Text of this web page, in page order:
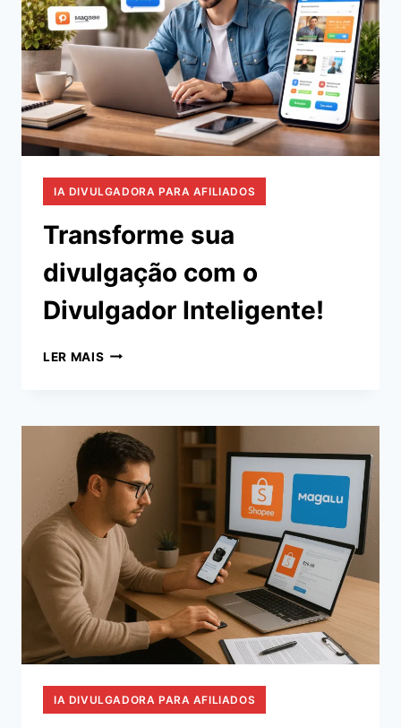
IA DIVULGADORA PARA AFILIADOS
Transforme sua
divulgação com o
Divulgador Inteligente!
LER MAIS TRANSFORME
O
DIVULGADOR
INTELIGENTE!
IA DIVULGADORA PARA AFILIADOS